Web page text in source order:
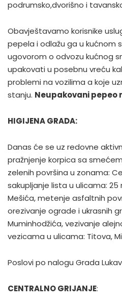
podrumsko,dvorišno i
Obavještavamo korisnike
pepela i odlažu ga u kućnom
ugovorom o odvozu kućnog
upakovati u posebnu vreću
problemi na vozilima a koje
stanju. Neupakovani pepeo
HIGIJENA GRADA:
Danas će se uz redovne
pražnjenje korpica sa
zelenih površina u zonama:
sakupljanje lista u ulicama: 25
Mešića, metenje asfaltnih
orezivanje ograde i ukrasnih
Muminhodžića, vezivanje
vezicama u ulicama: Titova,
Poslovi po nalogu Grada
CENTRALNO GRIJANJE: